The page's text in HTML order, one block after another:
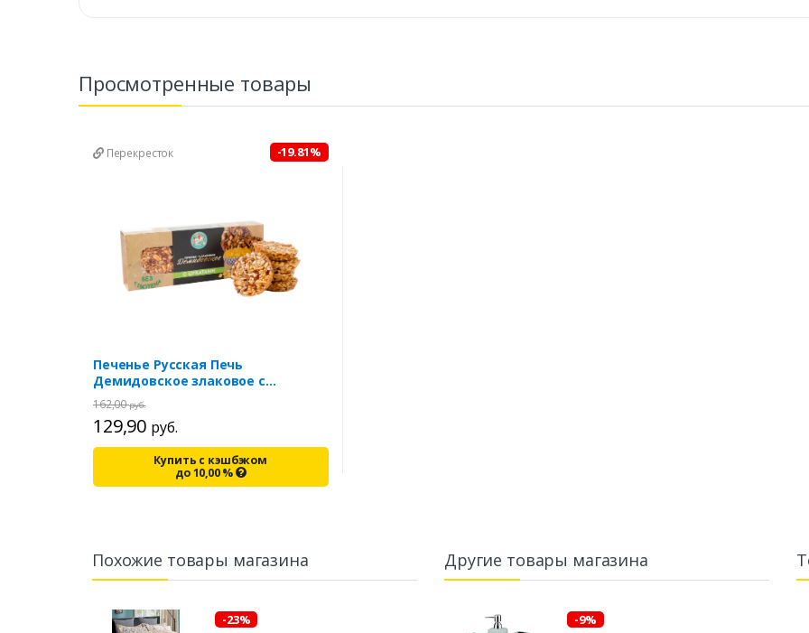
Просмотренные товары
Перекресток -19.81%
Печенье Русская Печь
Демидовское злаковое с
цукатами 165г
162,00руб.
129,90 руб.
Купить с кэшбэком
до10,00%
Похожие товары магазина
-23%
Другие товары магазина
-9%